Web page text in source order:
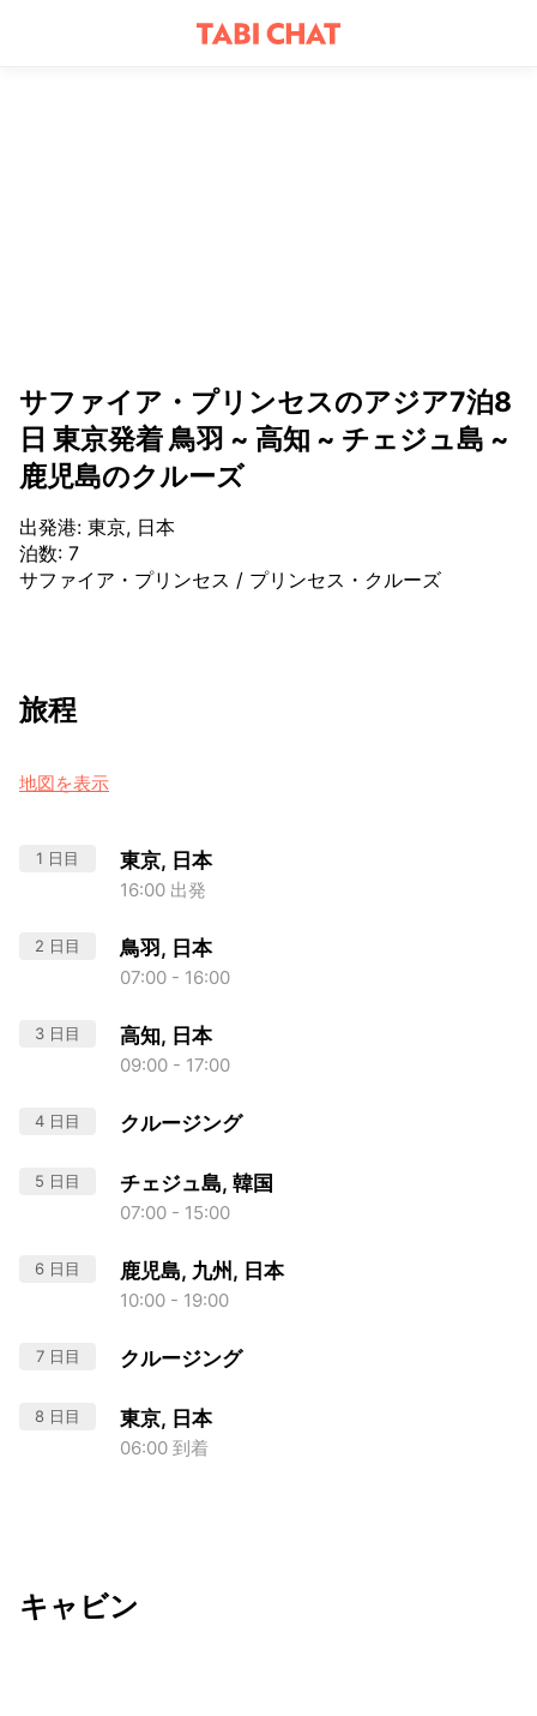
サファイア・プリンセスのアジア7泊8
日 東京発着 鳥羽 ~ 高知 ~ チェジュ島 ~
鹿児島のクルーズ
出発港: 東京, 日本
泊数: 7
サファイア・プリンセス / プリンセス・クルーズ
旅程
地図を表示
1 日目 東京, 日本
16:00 出発
2 日目 鳥羽, 日本
07:00 - 16:00
3 日目 高知, 日本
09:00 - 17:00
4 日目 クルージング
5 日目 チェジュ島, 韓国
07:00 - 15:00
6 日目 鹿児島, 九州, 日本
10:00 - 19:00
7 日目 クルージング
8 日目 東京, 日本
06:00 到着
キャビン